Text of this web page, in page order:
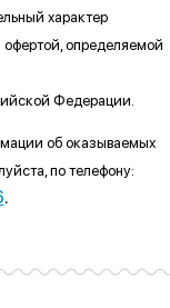
характер
офертой, определяемой
Федерации.
об оказываемых
по телефону:
.